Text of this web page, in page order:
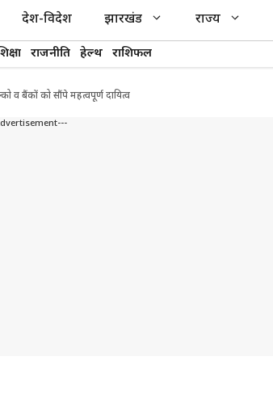
देश-विदेश झारखंड राज्य
राजनीति हेल्थ राशिफल
व बैंकों को सौंपे महत्वपूर्ण दायित्व